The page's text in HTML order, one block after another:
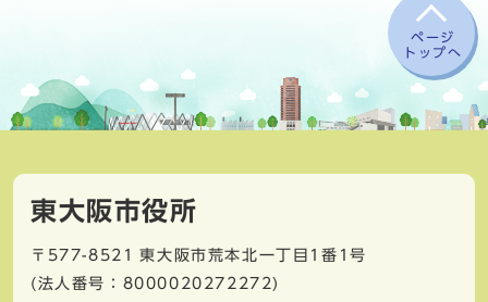
ページ
トップへ
東大阪市役所
〒577-8521
東大阪市荒本北一丁目1番1号
(法人番号：8000020272272)